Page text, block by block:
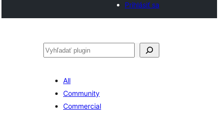
Prihlásiť sa
Hľadať
All
Community
Commercial